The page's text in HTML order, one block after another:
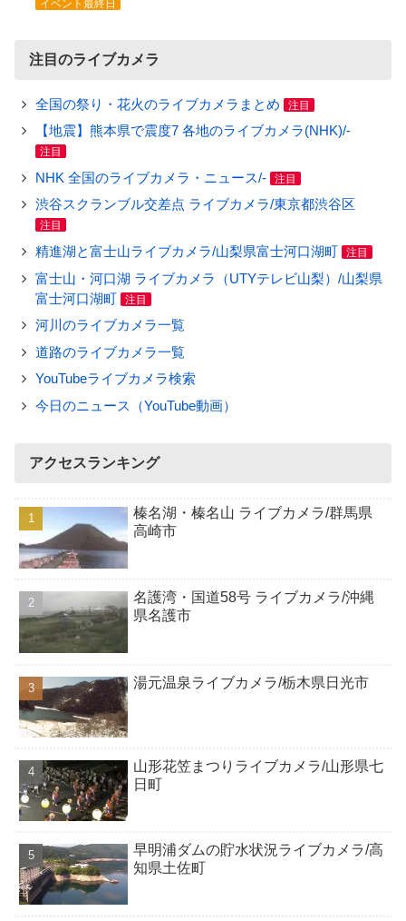
イベント最終日
注目のライブカメラ
全国の祭り・花火のライブカメラまとめ 注目
【地震】熊本県で震度7 各地のライブカメラ(NHK)/-
注目
NHK 全国のライブカメラ・ニュース/- 注目
渋谷スクランブル交差点 ライブカメラ/東京都渋谷区
注目
精進湖と富士山ライブカメラ/山梨県富士河口湖町 注目
富士山・河口湖 ライブカメラ（UTYテレビ山梨）/山梨県
富士河口湖町
注目
河川のライブカメラ一覧
道路のライブカメラ一覧
YouTubeライブカメラ検索
今日のニュース（YouTube動画）
アクセスランキング
榛名湖・榛名山 ライブカメラ/群馬県
高崎市
名護湾・国道58号 ライブカメラ/沖縄
県名護市
湯元温泉ライブカメラ/栃木県日光市
山形花笠まつりライブカメラ/山形県七
日町
早明浦ダムの貯水状況ライブカメラ/高
知県土佐町